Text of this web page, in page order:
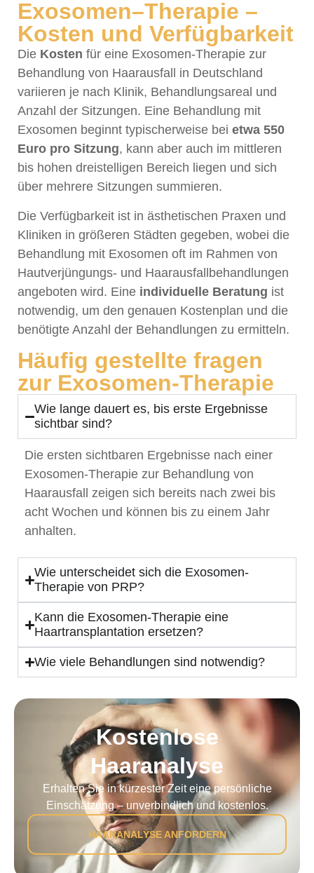
Exosomen–Therapie –
Kosten und Verfügbarkeit
Die Kosten für eine Exosomen-Therapie zur
Behandlung von Haarausfall in Deutschland
variieren je nach Klinik, Behandlungsareal und
Anzahl der Sitzungen. Eine Behandlung mit
Exosomen beginnt typischerweise bei etwa 550
Euro pro Sitzung, kann aber auch im mittleren
bis hohen dreistelligen Bereich liegen und sich
über mehrere Sitzungen summieren.
Die Verfügbarkeit ist in ästhetischen Praxen und
Kliniken in größeren Städten gegeben, wobei die
Behandlung mit Exosomen oft im Rahmen von
Hautverjüngungs- und Haarausfallbehandlungen
angeboten wird. Eine individuelle Beratung ist
notwendig, um den genauen Kostenplan und die
benötigte Anzahl der Behandlungen zu ermitteln.
Häufig gestellte fragen
zur Exosomen-Therapie
Wie lange dauert es, bis erste Ergebnisse
sichtbar sind?
Die ersten sichtbaren Ergebnisse nach einer
Exosomen-Therapie zur Behandlung von
Haarausfall zeigen sich bereits nach zwei bis
acht Wochen und können bis zu einem Jahr
anhalten.
Wie unterscheidet sich die Exosomen-
Therapie von PRP?
Kann die Exosomen-Therapie eine
Haartransplantation ersetzen?
Wie viele Behandlungen sind notwendig?
Kostenlose
Haaranalyse
Erhalten Sie in kürzester Zeit eine persönliche
Einschätzung – unverbindlich und kostenlos.
HAARANALYSE ANFORDERN